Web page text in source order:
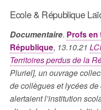
Ecole & République
Documentaire. Profs en
République, 13.10.21
Territoires perdus de la
Pluriel], un ouvrage
de collègues et lycées
alertaient l’institution